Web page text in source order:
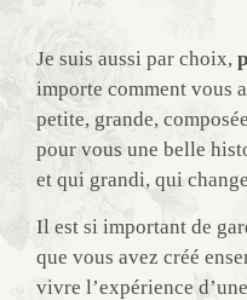
Je suis aussi par choix,
importe comment vous
petite, grande,
pour vous une belle
et qui grandi, qui
Il est si important de
que vous avez créé
vivre l’expérience d’une